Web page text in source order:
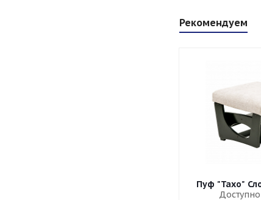
Рекомендуем
Пуф "Тахо"